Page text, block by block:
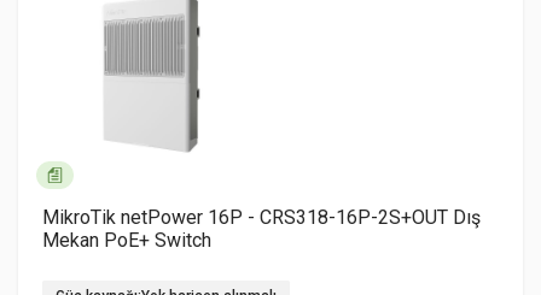
MikroTik netPower 16P - CRS318-16P-2S+OUT Dış
Mekan PoE+ Switch